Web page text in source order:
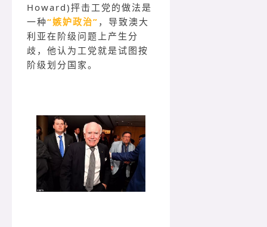
Howard)抨击工党的做法是
一种“嫉妒政治” ，导致澳大
利亚在阶级问题上产生分
歧，他认为工党就是试图按
阶级划分国家。